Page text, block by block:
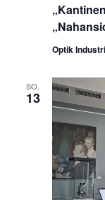
Optik
SO.
13